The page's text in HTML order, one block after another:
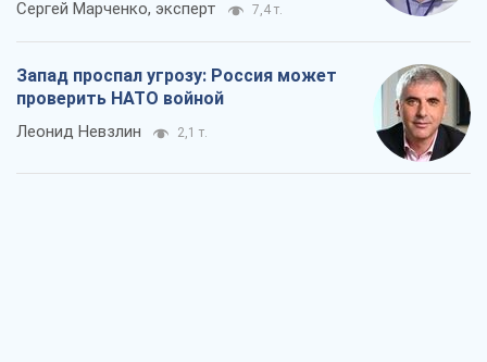
Сергей Марченко, эксперт 7,4 т.
Запад проспал угрозу: Россия может
проверить НАТО войной
Леонид Невзлин 2,1 т.